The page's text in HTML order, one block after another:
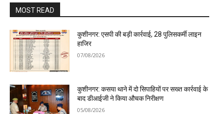
MOST READ
कुशीनगर: एसपी की बड़ी कार्रवाई, 28 पुलिसकर्मी लाइन
हाजिर
07/08/2026
कुशीनगर: कसया थाने में दो सिपाहियों पर सख्त कार्रवाई के
बाद डीआईजी ने किया औचक निरीक्षण
05/08/2026